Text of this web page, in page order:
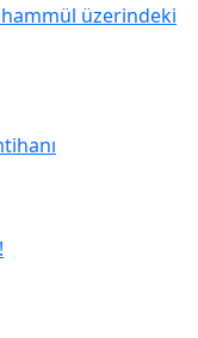
üzerindeki